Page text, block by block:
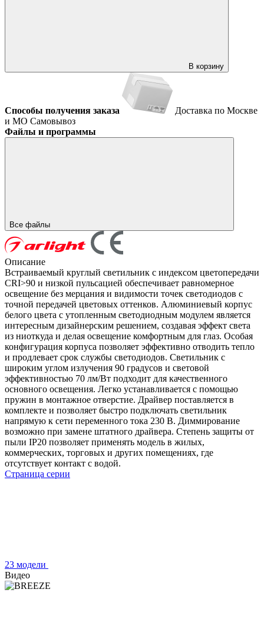
В корзину
Способы получения заказа
Доставка по Москве
и МО Самовывоз
Файлы и программы
Все файлы
Описание
Встраиваемый круглый светильник с индексом цветопередачи
CRI>90 и низкой пульсацией обеспечивает равномерное
освещение без мерцания и видимости точек светодиодов с
точной передачей цветовых оттенков. Алюминиевый корпус
белого цвета с утопленным светодиодным модулем является
интересным дизайнерским решением, создавая эффект света
из ниоткуда и делая освещение комфортным для глаз. Особая
конфигурация корпуса позволяет эффективно отводить тепло
и продлевает срок службы светодиодов. Светильник с
широким углом излучения 90 градусов и световой
эффективностью 70 лм/Вт подходит для качественного
основного освещения. Легко устанавливается с помощью
пружин в монтажное отверстие. Драйвер поставляется в
комплекте и позволяет быстро подключать светильник
напрямую к сети переменного тока 230 В. Диммирование
возможно при замене штатного драйвера. Степень защиты от
пыли IP20 позволяет применять модель в жилых,
коммерческих, торговых и других помещениях, где
отсутствует контакт с водой.
Страница серии
23 модели
Видео